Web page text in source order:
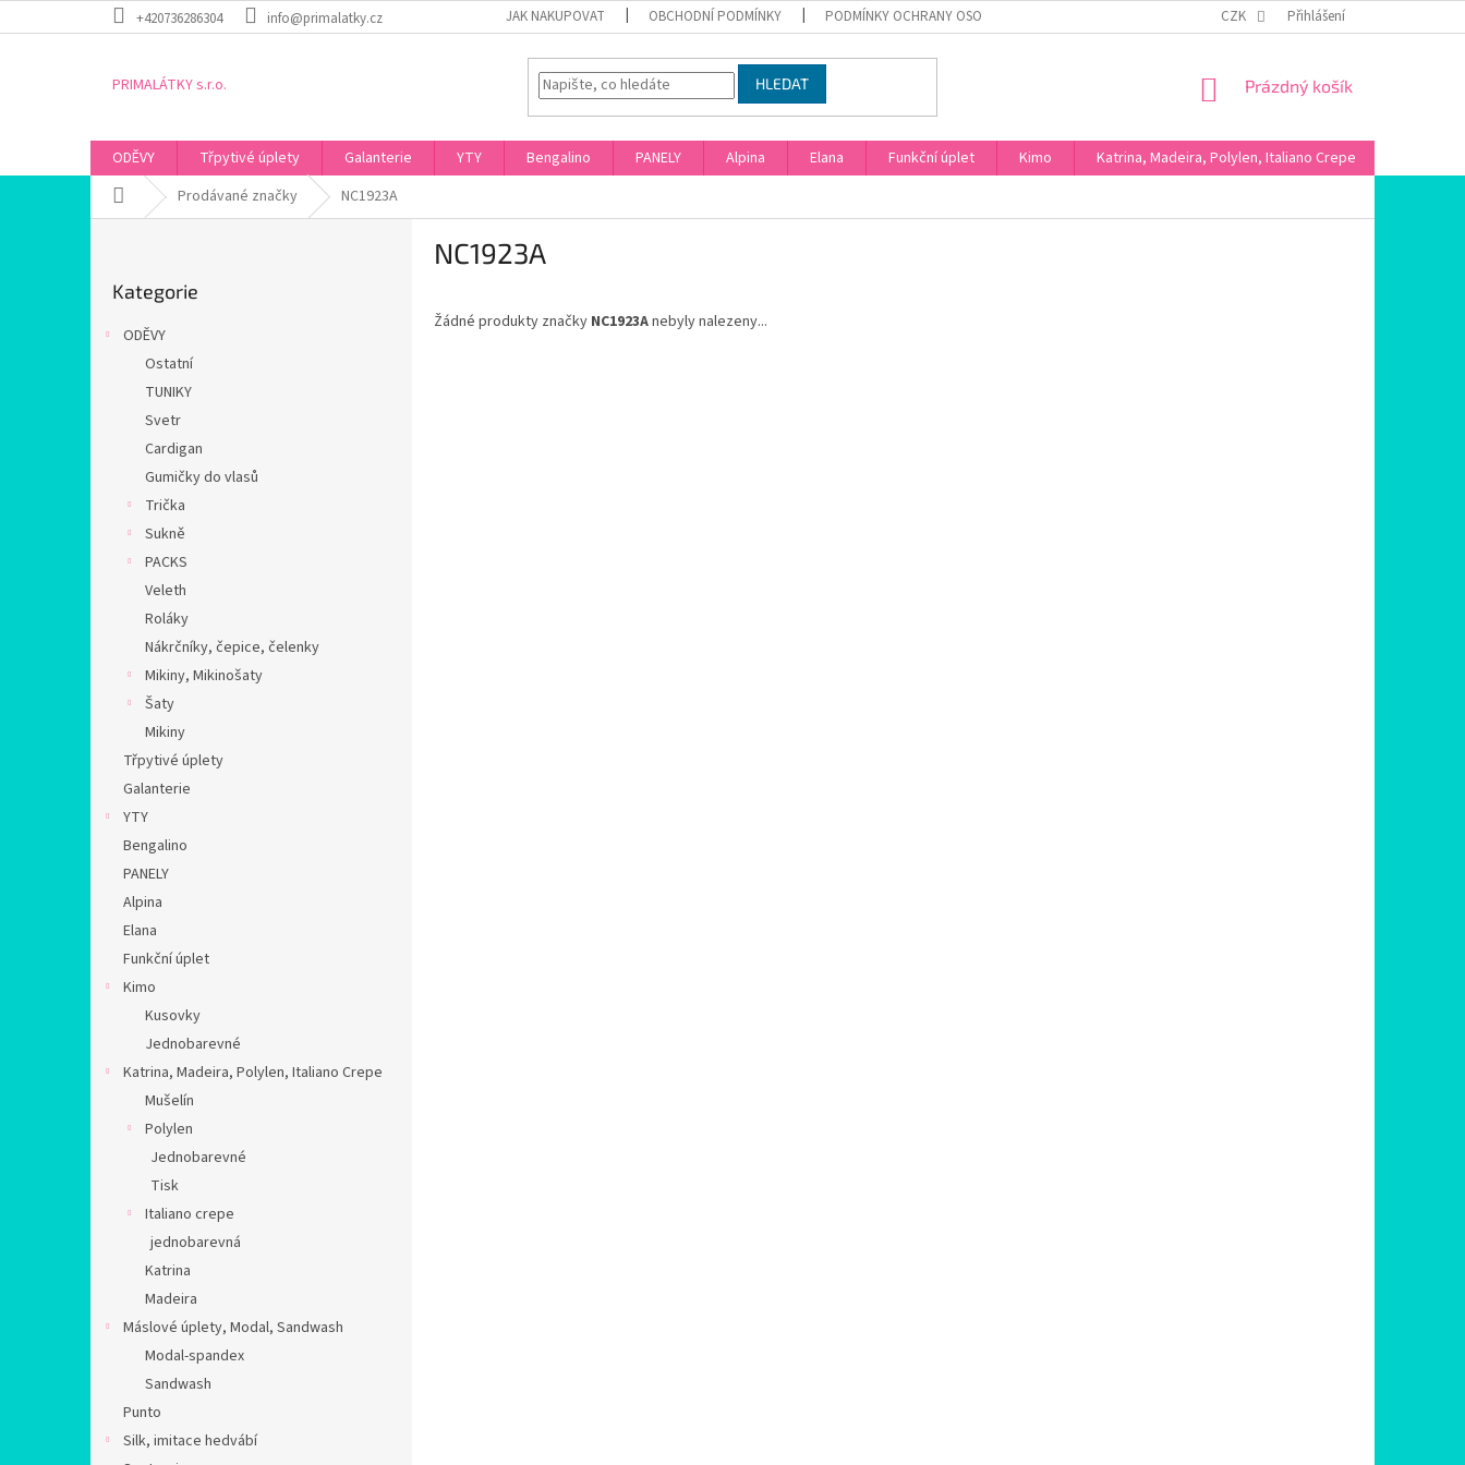
na
+420736286304 info@primalatky.cz JAK NAKUPOVAT OBCHODNÍ PODMÍNKY PODMÍNKY OCHRANY OSOBNÍCH ÚDAJŮ CZK Přihlášení
PRIMALÁTKY s.r.o. HLEDAT
NÁKUPNÍ
Prázdný košík
ODĚVY Třpytivé úplety Galanterie YTY Bengalino PANELY Alpina Elana Funkční úplet Kimo Katrina, Madeira, Polylen, Italiano Crepe
Domů Prodávané značky NC1923A
kategorie
Kategorie
ODĚVY
Ostatní
TUNIKY
Svetr
Cardigan
Gumičky do vlasů
Trička
Sukně
PACKS
Veleth
Roláky
Nákrčníky, čepice, čelenky
Mikiny, Mikinošaty
Šaty
Mikiny
Třpytivé úplety
Galanterie
YTY
Bengalino
PANELY
Alpina
Elana
Funkční úplet
Kimo
Kusovky
Jednobarevné
Katrina, Madeira, Polylen, Italiano Crepe
Mušelín
Polylen
Jednobarevné
Tisk
Italiano crepe
jednobarevná
Katrina
Madeira
Máslové úplety, Modal, Sandwash
Modal-spandex
Sandwash
Punto
Silk, imitace hedvábí
NC1923A
Žádné produkty značky NC1923Anebyly nalezeny...